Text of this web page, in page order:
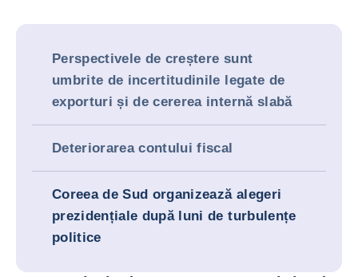
Perspectivele de creștere sunt
umbrite de incertitudinile legate de
exporturi și de cererea internă slabă
Deteriorarea contului fiscal
Coreea de Sud organizează alegeri
prezidențiale după luni de turbulențe
politice